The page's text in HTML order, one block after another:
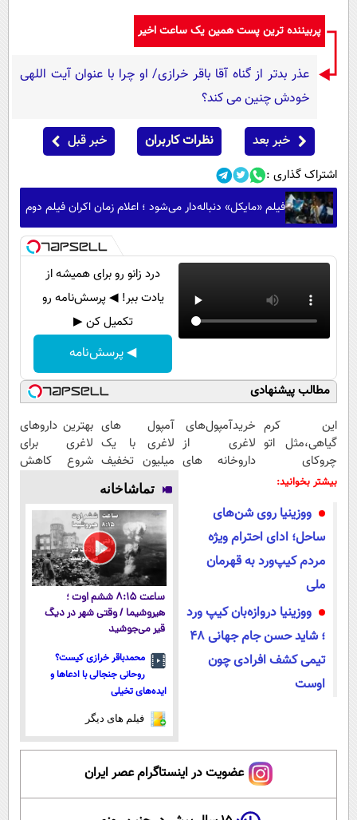
پربیننده ترین پست همین یک ساعت اخیر
عذر بدتر از گناه آقا باقر خرازی/ او چرا با عنوان آیت اللهی
خودش چنین می کند؟
خبر بعد نظرات کاربران خبر قبل
اشتراک گذاری :
فیلم «مایکل» دنباله‌دار می‌شود ؛ اعلام زمان اکران فیلم دوم
درد زانو رو برای همیشه از
یادت ببر! ◀ پرسش‌نامه رو
تکمیل کن ▶
◀ پرسش‌نامه
مطالب پیشنهادی
این کرم
گیاهی،مثل اتو
چروکای
پوستتوصاف
خریدآمپول‌های
لاغری از
داروخانه های
پک یخ!
آمپول های
لاغری با یک
میلیون تخفیف
| ارسال از
داروخانه های
معتبر
بهترین داروهای
لاغری برای
شروع کاهش
نزدیکت!
بیشتر بخوانید:
ووزینیا روی شن‌های
ساحل؛ ادای احترام ویژه
مردم کیپ‌ورد به قهرمان
ملی
ووزینیا دروازه‌بان کیپ ورد
؛ شاید حسن جام جهانی 48
تیمی کشف افرادی چون
اوست
تماشاخانه
ساعت ۸:۱۵ ششم اوت ؛
هیروشیما / وقتی شهر در دیگ
قیر می‌جوشید
محمدباقر خرازی کیست؟
روحانی جنجالی با ادعاها و
ایده‌های تخیلی
فیلم های دیگر
عضویت در اینستاگرام عصر ایران